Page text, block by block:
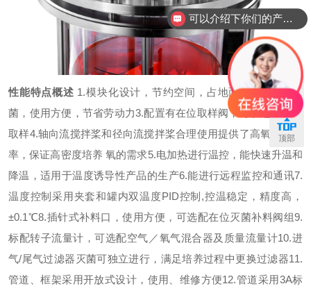
性能特点概述 1.模块化设计，节约空间，占地面积小2.在位灭
菌，使用方便，节省劳动力3.配置有在位取样阀，可以进行无菌
取样4.轴向流搅拌桨和径向流搅拌桨合理使用提供了高氧传递速
率，保证高密度培养 氧的需求5.电加热进行温控，能快速升温和
降温，适用于温度诱导性产品的生产6.能进行远程监控和通讯7.
温度控制采用夹套和罐内双温度PID控制,控温稳定，精度高，
±0.1℃8.插针式补料口，使用方便，可选配在位灭菌补料阀组9.
标配转子流量计，可选配空气／氧气混合器及质量流量计10.进
气/尾气过滤器灭菌可独立进行，满足培养过程中更换过滤器11.
管道、框架采用开放式设计，使用、维修方便12.管道采用3A标
联系
顶部
可以介绍下你们的产品么？